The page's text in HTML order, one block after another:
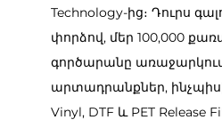
Technology-ից։ Դուրս
փորձով, մեր 100,000
գործարանը
արտադրանքներ,
Vinyl, DTF և PET Release